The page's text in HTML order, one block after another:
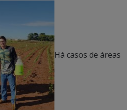
Há casos de áreas